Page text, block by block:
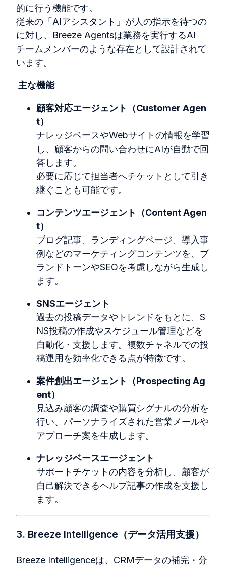
的に行う機能です。
従来の「AIアシスタント」が人の指示を待つの
に対し、Breeze Agentsは業務を実行するAI
チームメンバーのような存在として設計されて
います。
主な機能
顧客対応エージェント（Customer Agen
t）
ナレッジベースやWebサイトの情報を学習
し、 顧客からの問い合わせにAIが自動で回
答します。
必要に応じて担当者へチケットとして引き
継ぐことも可能です。
コンテンツエージェント（Content Agen
t）
ブログ記事、ランディングページ、導入事
例などのマーケティングコンテンツを、 ブ
ランドトーンやSEOを考慮しながら生成し
ます。
SNSエージェント
過去の投稿データやトレンドをもとに、 S
NS投稿の作成やスケジュール管理などを
自動化・支援します。複数チャネルでの投
稿運用を効率化できる点が特徴です。
案件創出エージェント（Prospecting Ag
ent）
見込み顧客の調査や購買シグナルの分析を
行い、 パーソナライズされた営業メールや
アプローチ案を生成します。
ナレッジベースエージェント
サポートチケットの内容を分析し、顧客が
自己解決できるヘルプ記事の作成を支援し
ます。
3. Breeze Intelligence（データ活用支援）
Breeze Intelligenceは、 CRMデータの補完・分